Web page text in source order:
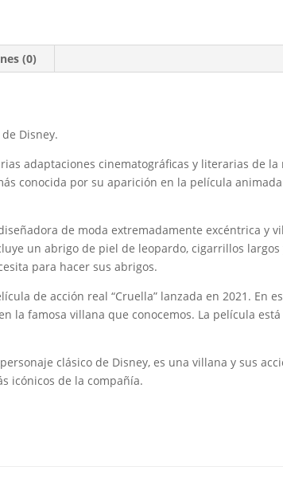
cantidad
(0)
Disney.
adaptaciones cinematográficas y literarias de la
conocida por su aparición en la película animada
de moda extremadamente excéntrica y
un abrigo de piel de leopardo, cigarrillos
para hacer sus abrigos.
de acción real “Cruella” lanzada en 2021. En
la famosa villana que conocemos. La película
clásico de Disney, es una villana y sus
icónicos de la compañía.